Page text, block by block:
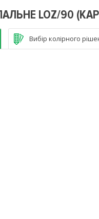
LOZ/90
Вибір колірного